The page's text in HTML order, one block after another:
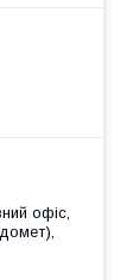
офіс,